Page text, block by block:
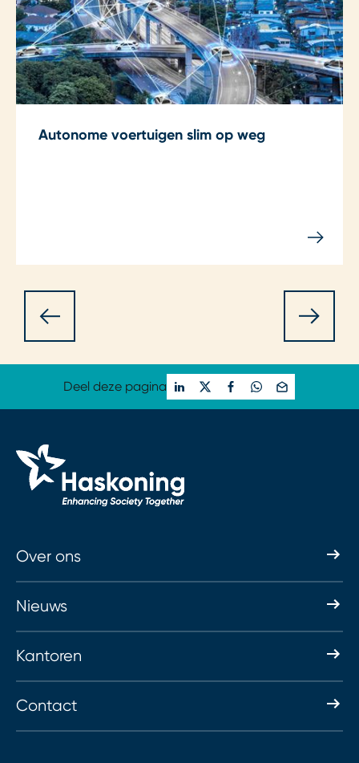
Autonome voertuigen slim op weg
Deel deze pagina
Over ons
Nieuws
Kantoren
Contact